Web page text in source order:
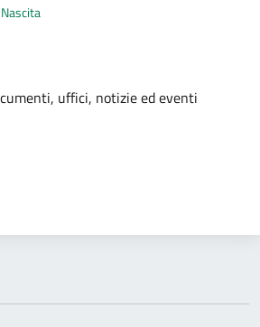
Nascita
uffici, notizie ed eventi